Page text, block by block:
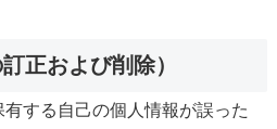
正および削除）
する自己の個人情報が誤った